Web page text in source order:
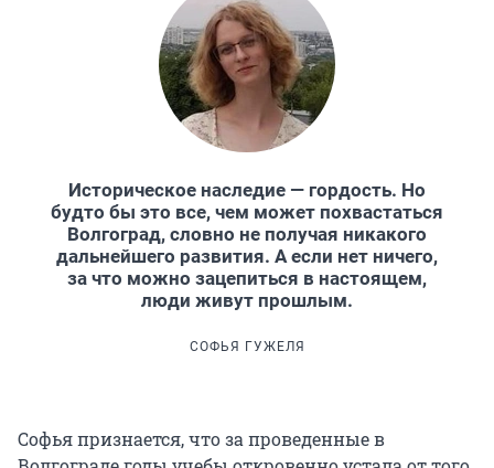
Историческое наследие — гордость. Но
будто бы это все, чем может похвастаться
Волгоград, словно не получая никакого
дальнейшего развития. А если нет ничего,
за что можно зацепиться в настоящем,
люди живут прошлым.
СОФЬЯ ГУЖЕЛЯ
Софья признается, что за проведенные в